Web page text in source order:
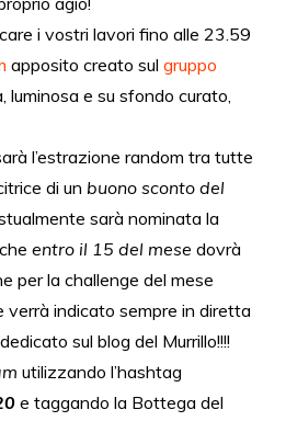
i vostri lavori fino alle 23.59
apposito creato sulgruppo
luminosa e su sfondo curato,
l’estrazione random tra tutte
di un buono sconto del
sarà nominata la
cheentro il 15 del mese dovrà
per la challenge del mese
verrà indicato sempre in diretta
sul blog del Murrillo!!!!
utilizzando l’hashtag
e taggando la Bottega del